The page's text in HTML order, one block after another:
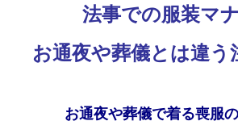
法事での服装マナ
お通夜や葬儀とは違う
お通夜や葬儀で着る喪服の